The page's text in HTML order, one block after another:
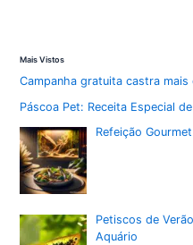
Mais Vistos
Campanha gratuita castra
Páscoa Pet: Receita Especial
Refeição
Petiscos de
Aquário